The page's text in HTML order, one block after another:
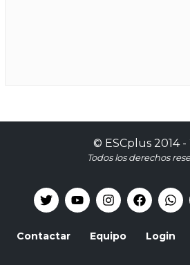
© ESCplus2014 -
Todos los derechos
Contactar Equipo Login